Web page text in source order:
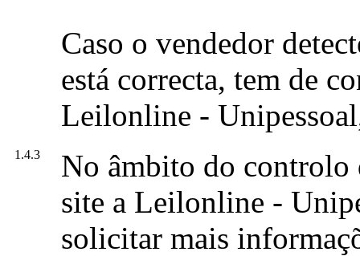
Caso o vendedor
está correcta, tem de
Leilonline -
1.4.3
No âmbito do controlo
site a Leilonline -
solicitar mais